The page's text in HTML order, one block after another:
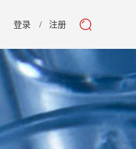
登录 注册